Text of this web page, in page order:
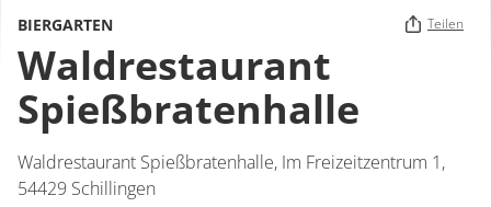
BIERGARTEN Teilen
Waldrestaurant
Spießbratenhalle
Waldrestaurant Spießbratenhalle, Im Freizeitzentrum 1,
54429 Schillingen